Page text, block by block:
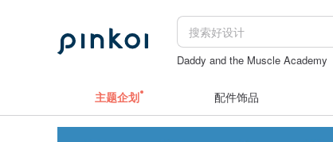
Daddy and the Muscle Academy
主题企划 配件饰品